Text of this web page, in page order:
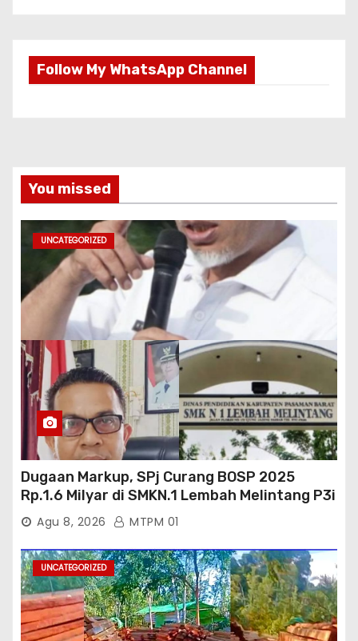
Follow My WhatsApp Channel
You missed
UNCATEGORIZED
Dugaan Markup, SPj Curang BOSP 2025
Rp.1.6 Milyar di SMKN.1 Lembah Melintang P3i
: Kajati Sumbar Panggil dan Periksa
Agu 8, 2026 MTPM 01
UNCATEGORIZED